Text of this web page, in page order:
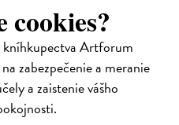
cookies?
kníhkupectva Artforum
zabezpečenie a meranie
a zaistenie vášho